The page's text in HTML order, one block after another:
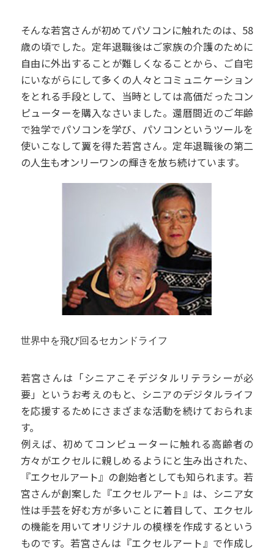
そんな若宮さんが初めてパソコンに触れたのは、58
歳の頃でした。定年退職後はご家族の介護のために
自由に外出することが難しくなることから、ご自宅
にいながらにして多くの人々とコミュニケーション
をとれる手段として、当時としては高価だったコン
ピューターを購入なさいました。還暦間近のご年齢
で独学でパソコンを学び、パソコンというツールを
使いこなして翼を得た若宮さん。定年退職後の第二
の人生もオンリーワンの輝きを放ち続けています。
世界中を飛び回るセカンドライフ
若宮さんは「シニアこそデジタルリテラシーが必
要」というお考えのもと、シニアのデジタルライフ
を応援するためにさまざまな活動を続けておられま
す。
例えば、初めてコンピューターに触れる高齢者の
方々がエクセルに親しめるようにと生み出された、
『エクセルアート』の創始者としても知られます。若
宮さんが創案した『エクセルアート』は、シニア女
性は手芸を好む方が多いことに着目して、エクセル
の機能を用いてオリジナルの模様を作成するという
ものです。若宮さんは『エクセルアート』で作成し